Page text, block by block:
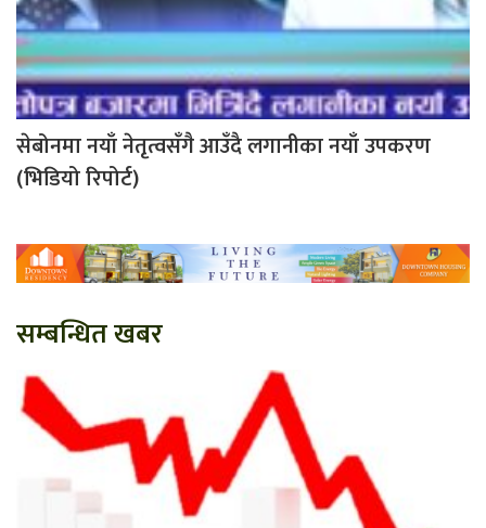
सेबोनमा नयाँ नेतृत्वसँगै आउँदै लगानीका नयाँ उपकरण
(भिडियो रिपोर्ट)
सम्बन्धित खबर